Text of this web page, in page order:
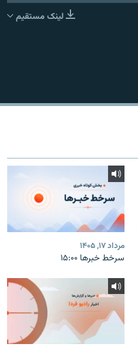
لینک مستقیم
مرداد ۱۷, ۱۴۰۵
سرخط خبرها ۱۵:۰۰